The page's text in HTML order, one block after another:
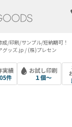
/印刷/サンプル/短納期可！​
グッズ.jp / (株)プレセン